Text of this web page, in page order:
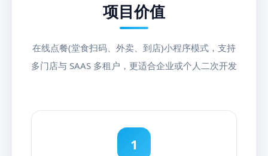
项目价值
在线点餐(堂食扫码、外卖、到店)小程序模式，支持
多门店与 SAAS 多租户，更适合企业或个人二次开发
1